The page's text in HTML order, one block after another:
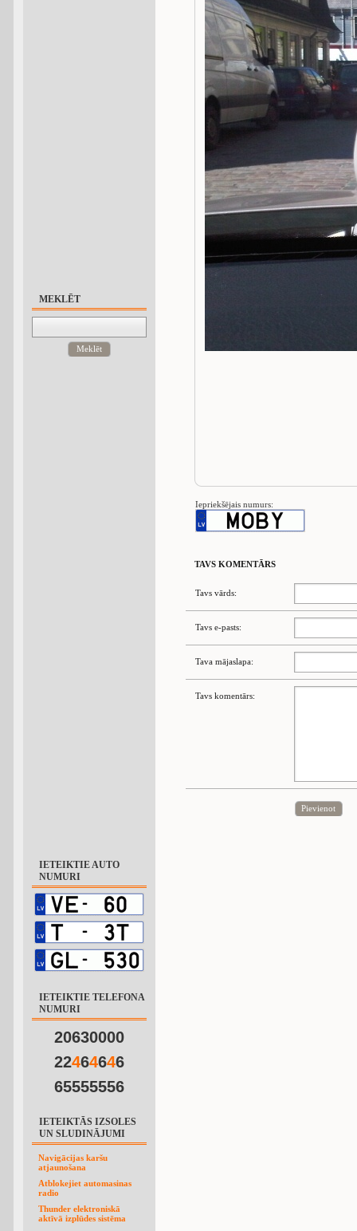
MEKLĒT
Meklēt
IETEIKTIE AUTO
NUMURI
IETEIKTIE TELEFONA
NUMURI
20630000
22464646
65555556
IETEIKTĀS IZSOLES
UN SLUDINĀJUMI
Navigācijas karšu
atjaunošana
Atblokejiet automasinas
radio
Thunder elektroniskā
aktīvā izplūdes sistēma
Iepriekšējais numurs:
TAVS KOMENTĀRS
Tavs vārds:
Tavs e-pasts:
Tava mājaslapa:
Tavs komentārs:
Pievienot